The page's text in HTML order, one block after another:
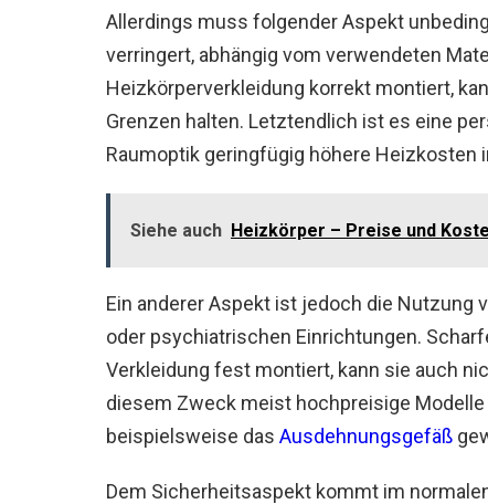
Allerdings muss folgender Aspekt
verringert, abhängig vom verwendeten
Heizkörperverkleidung korrekt montiert,
Grenzen halten. Letztendlich ist es eine
Raumoptik geringfügig höhere Heizkosten
Siehe auch Heizkörper – Preise und
Ein anderer Aspekt ist jedoch die Nutzung
oder psychiatrischen Einrichtungen.
Verkleidung fest montiert, kann sie auch
diesem Zweck meist hochpreisige
beispielsweise das Ausdehnungsgefäß
Dem Sicherheitsaspekt kommt im